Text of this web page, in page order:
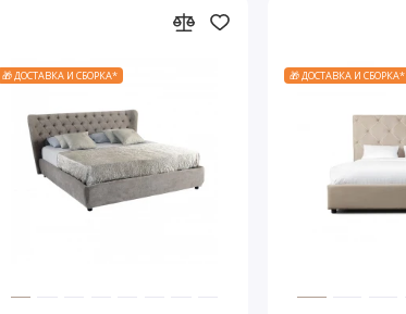
🎁 ДОСТАВКА И СБОРКА* 🎁 ДОСТАВКА И СБОРКА*